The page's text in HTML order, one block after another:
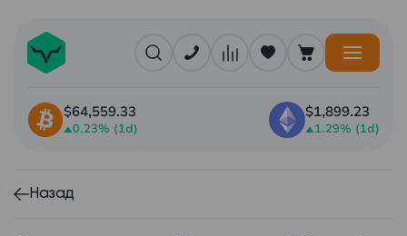
$64,559.33
0.23% (1d)
$1,899.23
1.29% (1d)
Назад